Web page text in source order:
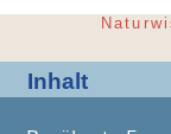
Inhalt